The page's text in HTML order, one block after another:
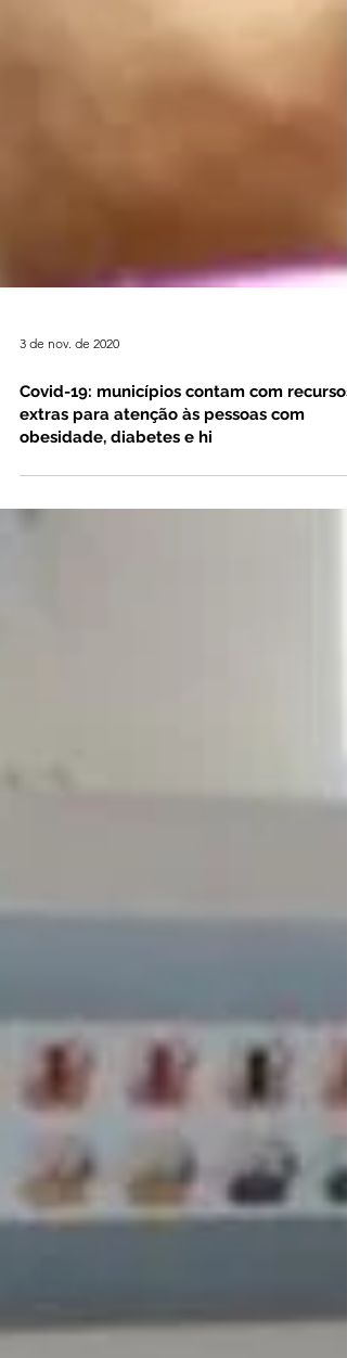
3 de nov. de 2020
Covid-19: municípios contam com recursos
obesidade, diabetes e hi